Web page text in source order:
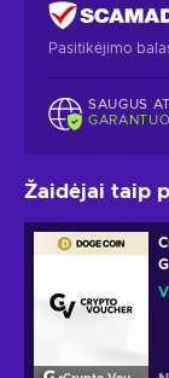
Pasitikėjimo
SAUGUS
Žaidėjai taip